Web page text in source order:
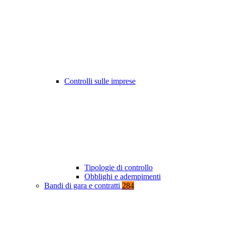
Controlli sulle imprese
Tipologie di controllo
Obblighi e adempimenti
Bandi di gara e contratti 284